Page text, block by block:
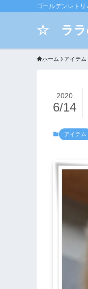
ゴールデンレト
☆ ララ
ホーム アイテム
2020
6/14
アイテム